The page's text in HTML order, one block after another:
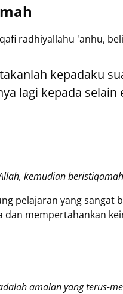
radhiyallahu 'anhu,
kepadaku
lagi kepada selain
kemudian
pelajaran yang sangat
dan mempertahankan
amalan yang terus-